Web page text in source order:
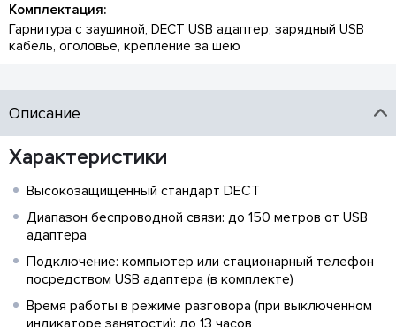
Комплектация:
Гарнитура с заушиной, DECT USB адаптер, зарядный USB
кабель, оголовье, крепление за шею
Описание
Характеристики
Высокозащищенный стандарт DECT
Диапазон беспроводной связи: до 150 метров от USB
адаптера
Подключение: компьютер или стационарный телефон
посредством USB адаптера (в комплекте)
Время работы в режиме разговора (при выключенном
индикаторе занятости): до 13 часов